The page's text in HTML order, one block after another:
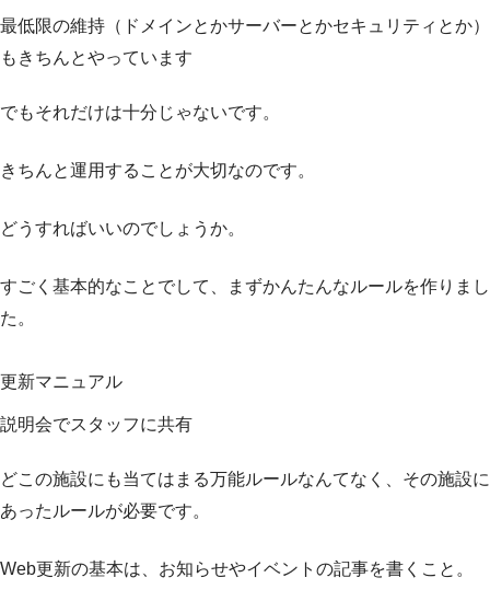
最低限の維持（ドメインとかサーバーとかセキュリティとか）
もきちんとやっています
でもそれだけは十分じゃないです。
きちんと運用することが大切なのです。
どうすればいいのでしょうか。
すごく基本的なことでして、まずかんたんなルールを作りまし
た。
更新マニュアル
説明会でスタッフに共有
どこの施設にも当てはまる万能ルールなんてなく、その施設に
あったルールが必要です。
Web更新の基本は、お知らせやイベントの記事を書くこと。